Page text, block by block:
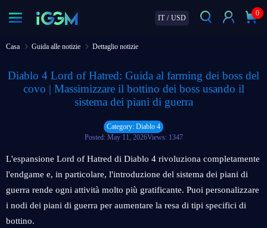
IT / USD
0
Casa Guida alle notizie Dettaglio notizie
Diablo 4 Lord of Hatred: Guida al farming dei boss del
covo | Massimizzare il bottino dei boss usando il
sistema dei piani di guerra
Category: Diablo 4
Posted: May 11, 2026Views: 1347
L'espansione Lord of Hatred di Diablo 4 rivoluziona completamente
l'endgame e, in particolare, l'introduzione del sistema dei piani di
guerra rende ogni attività molto più gratificante. Puoi personalizzare
i nodi dei piani di guerra per aumentare la resa di tipi specifici di
bottino.